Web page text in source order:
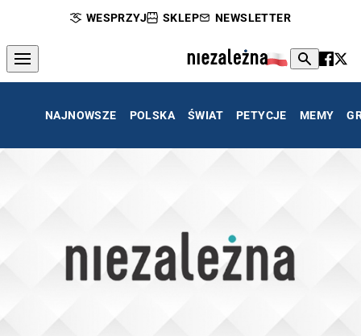
WESPRZYJ SKLEP NEWSLETTER
NAJNOWSZE POLSKA ŚWIAT PETYCJE MEMY